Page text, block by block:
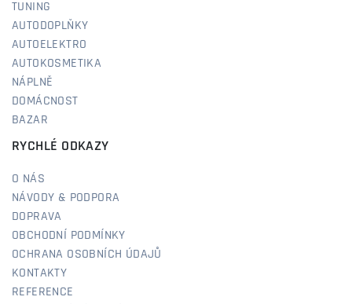
TUNING
AUTODOPLŇKY
AUTOELEKTRO
AUTOKOSMETIKA
NÁPLNĚ
DOMÁCNOST
BAZAR
RYCHLÉ ODKAZY
O NÁS
NÁVODY & PODPORA
DOPRAVA
OBCHODNÍ PODMÍNKY
OCHRANA OSOBNÍCH ÚDAJŮ
KONTAKTY
REFERENCE